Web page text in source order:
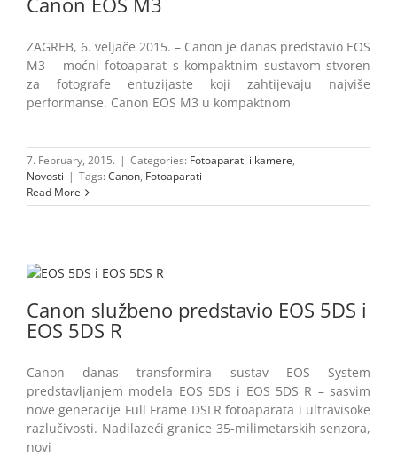
ZAGREB, 6. veljače 2015. – Canon je danas predstavio EOS
M3 – moćni fotoaparat s kompaktnim sustavom stvoren
za fotografe entuzijaste koji zahtijevaju najviše
performanse. Canon EOS M3 u kompaktnom
7. February, 2015. | Categories: Fotoaparati i kamere,
Novosti | Tags: Canon, Fotoaparati
Read More
Canon službeno predstavio EOS 5DS i
EOS 5DS R
Canon danas transformira sustav EOS System
predstavljanjem modela EOS 5DS i EOS 5DS R – sasvim
nove generacije Full Frame DSLR fotoaparata i ultravisoke
razlučivosti. Nadilazeći granice 35-milimetarskih senzora,
novi